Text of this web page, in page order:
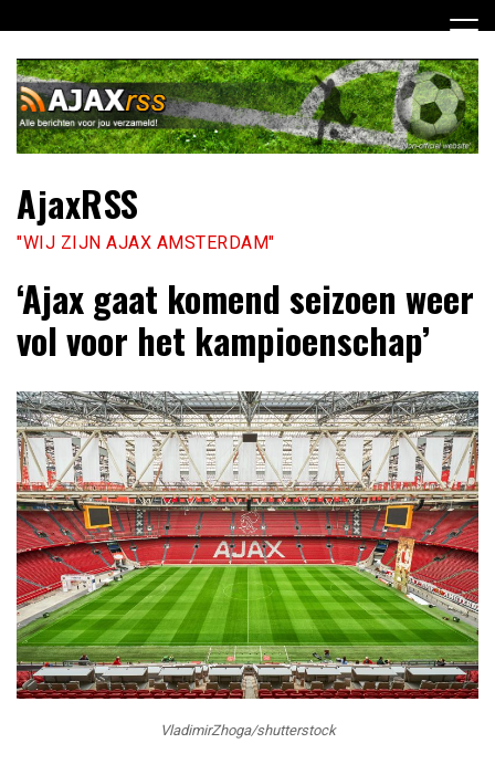
naar
inhoud
AjaxRSS
"WIJ ZIJN AJAX AMSTERDAM"
‘Ajax gaat komend seizoen weer
vol voor het kampioenschap’
VladimirZhoga/shutterstock